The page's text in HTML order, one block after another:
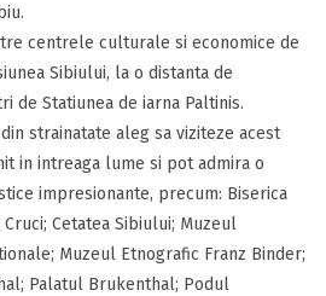
centrele culturale si economice de
Sibiului, la o distanta de
de Statiunea de iarna Paltinis.
strainatate aleg sa viziteze acest
in intreaga lume si pot admira o
impresionante, precum: Biserica
Cetatea Sibiului; Muzeul
Muzeul Etnografic Franz Binder;
Palatul Brukenthal; Podul